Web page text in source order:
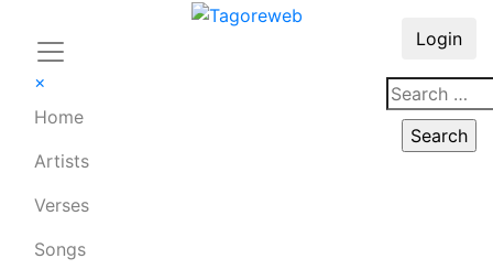
×
Home
Artists
Verses
Songs
Login